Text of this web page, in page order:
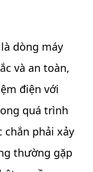
dòng máy
và an toàn,
điện với
quá trình
chắn phải xảy
thường gặp